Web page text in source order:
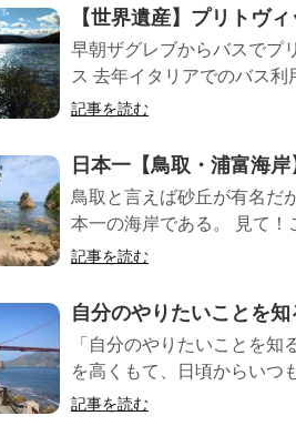
【世界遺産】プリトヴ
早朝ザグレブからバスでプ
ス 去年イタリアでのバス
記事を読む
日本一【鳥取・浦富海
鳥取と言えば砂丘が有名だ
本一の海岸である。 見て
記事を読む
自分のやりたいことを
「自分のやりたいことを
を高くもて、日頃からいつ
記事を読む